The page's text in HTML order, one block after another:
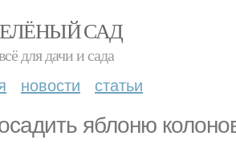
САД
для дачи и сада
новости статьи
яблоню